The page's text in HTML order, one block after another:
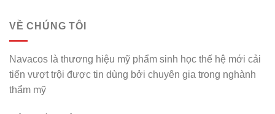
VỀ CHÚNG TÔI
Navacos là thương hiệu mỹ phẩm sinh học thế hệ mới cải
tiến vượt trội được tin dùng bởi chuyên gia trong nghành
thẩm mỹ